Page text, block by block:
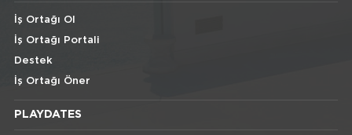
İş Ortağı Ol
İş Ortağı Portali
Destek
İş Ortağı Öner
PLAYDATES